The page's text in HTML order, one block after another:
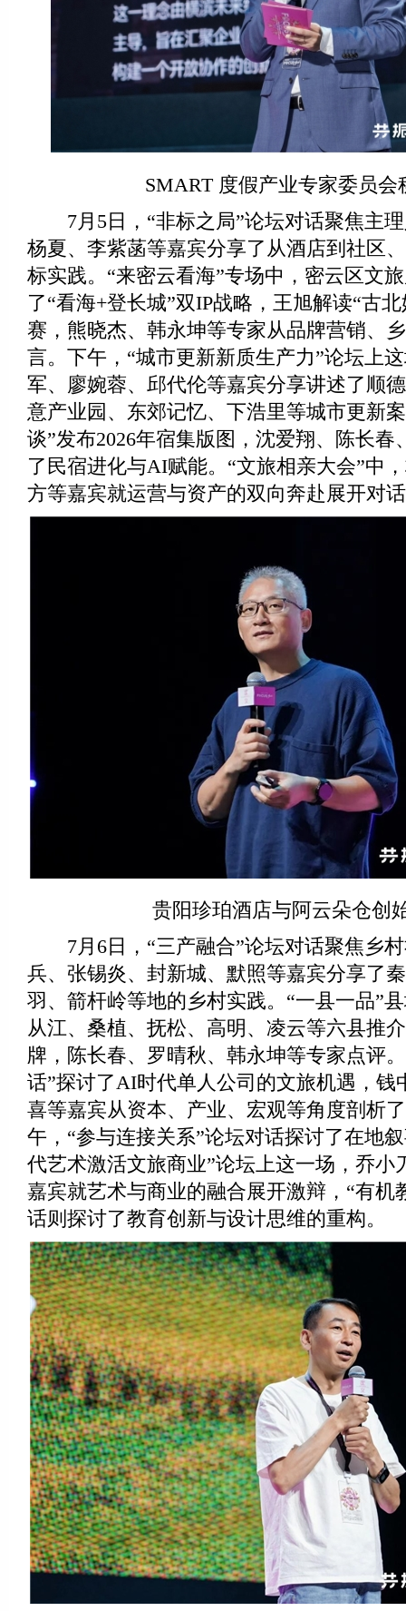
SMART 度假产业专家委员会
7月5日，“非标之局”论坛对话聚焦主理
杨夏、李紫菡等嘉宾分享了从酒店到社区
标实践。“来密云看海”专场中，密云区文
了“看海+登长城”双IP战略，王旭解读“古
赛，熊晓杰、韩永坤等专家从品牌营销、
言。下午，“城市更新新质生产力”论坛上
军、廖婉蓉、邱代伦等嘉宾分享讲述了顺
意产业园、东郊记忆、下浩里等城市更新
谈”发布2026年宿集版图，沈爱翔、陈长春
了民宿进化与AI赋能。“文旅相亲大会”中
方等嘉宾就运营与资产的双向奔赴展开对
贵阳珍珀酒店与阿云朵仓创
7月6日，“三产融合”论坛对话聚焦乡村
兵、张锡炎、封新城、默照等嘉宾分享了
羽、箭杆岭等地的乡村实践。“一县一品”
从江、桑植、抚松、高明、凌云等六县推
牌，陈长春、罗晴秋、韩永坤等专家点评
话”探讨了AI时代单人公司的文旅机遇，钱
喜等嘉宾从资本、产业、宏观等角度剖析
午，“参与连接关系”论坛对话探讨了在地
代艺术激活文旅商业”论坛上这一场，乔小
嘉宾就艺术与商业的融合展开激辩，“有机
话则探讨了教育创新与设计思维的重构。